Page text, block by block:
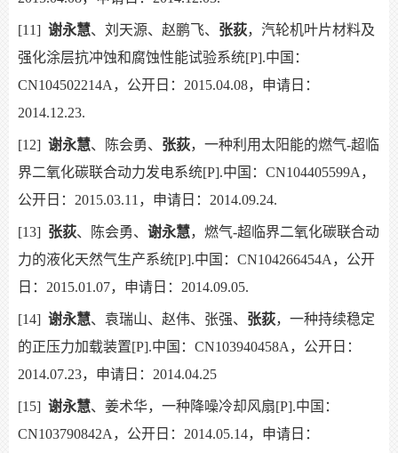
[11] 谢永慧、刘天源、赵鹏飞、 张荻，汽轮机叶片材料及
强化涂层抗冲蚀和腐蚀性能试验系统[P].中国：
CN104502214A，公开日：2015.04.08，申请日：
2014.12.23.
[12] 谢永慧、陈会勇、 张荻，一种利用太阳能的燃气-超临
界二氧化碳联合动力发电系统[P].中国：CN104405599A，
公开日：2015.03.11，申请日：2014.09.24.
[13] 张荻、陈会勇、 谢永慧，燃气-超临界二氧化碳联合动
力的液化天然气生产系统[P].中国：CN104266454A，公开
日：2015.01.07，申请日：2014.09.05.
[14] 谢永慧、袁瑞山、赵伟、张强、 张荻，一种持续稳定
的正压力加载装置[P].中国：CN103940458A，公开日：
2014.07.23，申请日：2014.04.25
[15] 谢永慧、姜术华，一种降噪冷却风扇[P].中国：
CN103790842A，公开日：2014.05.14，申请日：